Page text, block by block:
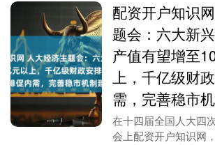
配资开户知识
题会：六大新
产值有望增至
上，千亿级财
需，完善稳市
在十四届全国人大四
会上配资开户知识网